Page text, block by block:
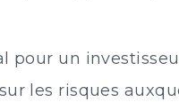
pour un
les risques